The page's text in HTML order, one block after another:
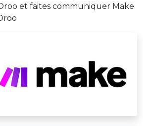
et faites communiquer Make